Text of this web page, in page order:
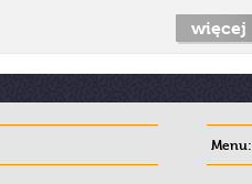
więcej
Menu: